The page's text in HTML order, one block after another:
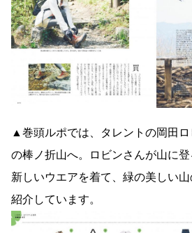
▲巻頭ルポでは、タレントの岡田
の棒ノ折山へ。ロビンさんが山に登
新しいウエアを着て、緑の美しい
紹介しています。